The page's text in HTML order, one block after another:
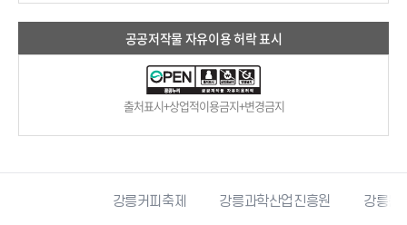
공공저작물 자유이용 허락 표시
출처표시+상업적이용금지+변경금지
강릉커피축제 강릉과학산업진흥원 강릉문